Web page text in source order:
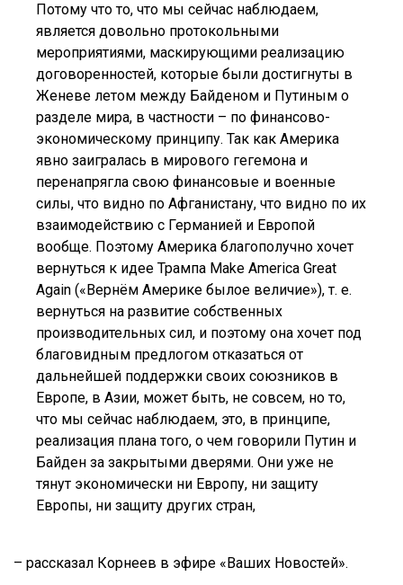
Потому что то, что мы сейчас наблюдаем,
является довольно протокольными
мероприятиями, маскирующими реализацию
договоренностей, которые были достигнуты в
Женеве летом между Байденом и Путиным о
разделе мира, в частности – по финансово-
экономическому принципу. Так как Америка
явно заигралась в мирового гегемона и
перенапрягла свою финансовые и военные
силы, что видно по Афганистану, что видно по их
взаимодействию с Германией и Европой
вообще. Поэтому Америка благополучно хочет
вернуться к идее Трампа Make America Great
Again («Вернём Америке былое величие»), т. е.
вернуться на развитие собственных
производительных сил, и поэтому она хочет под
благовидным предлогом отказаться от
дальнейшей поддержки своих союзников в
Европе, в Азии, может быть, не совсем, но то,
что мы сейчас наблюдаем, это, в принципе,
реализация плана того, о чем говорили Путин и
Байден за закрытыми дверями. Они уже не
тянут экономически ни Европу, ни защиту
Европы, ни защиту других стран,
– рассказал Корнеев в эфире «Ваших Новостей».